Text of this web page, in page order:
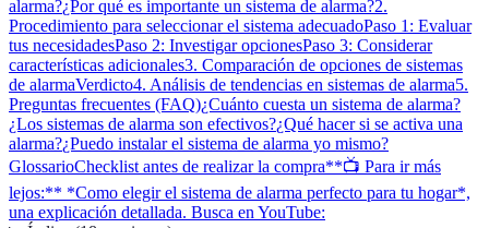
alarma?¿Por qué es importante un sistema de alarma?2.
Procedimiento para seleccionar el sistema adecuadoPaso 1: Evaluar
tus necesidadesPaso 2: Investigar opcionesPaso 3: Considerar
características adicionales3. Comparación de opciones de sistemas
de alarmaVerdicto4. Análisis de tendencias en sistemas de alarma5.
Preguntas frecuentes (FAQ)¿Cuánto cuesta un sistema de alarma?
¿Los sistemas de alarma son efectivos?¿Qué hacer si se activa una
alarma?¿Puedo instalar el sistema de alarma yo mismo?
GlossarioChecklist antes de realizar la compra**📺 Para ir más
lejos:** *Como elegir el sistema de alarma perfecto para tu hogar*,
una explicación detallada. Busca en YouTube: